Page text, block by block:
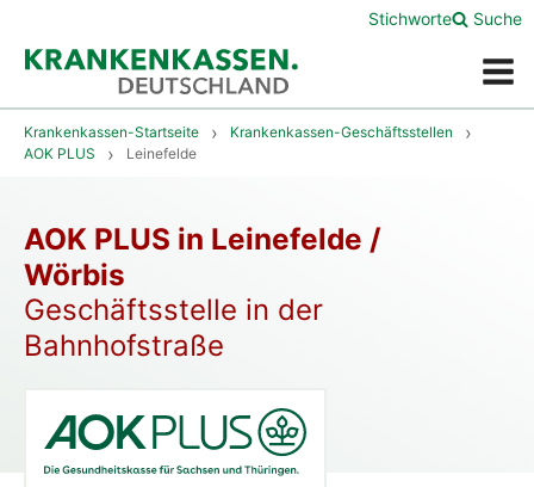
Menü
Stichworte Suche
Krankenkassen-Startseite
Krankenkassen-Geschäftsstellen
AOK PLUS
Leinefelde
AOK PLUS in Leinefelde /
Wörbis
Geschäftsstelle in der
Bahnhofstraße